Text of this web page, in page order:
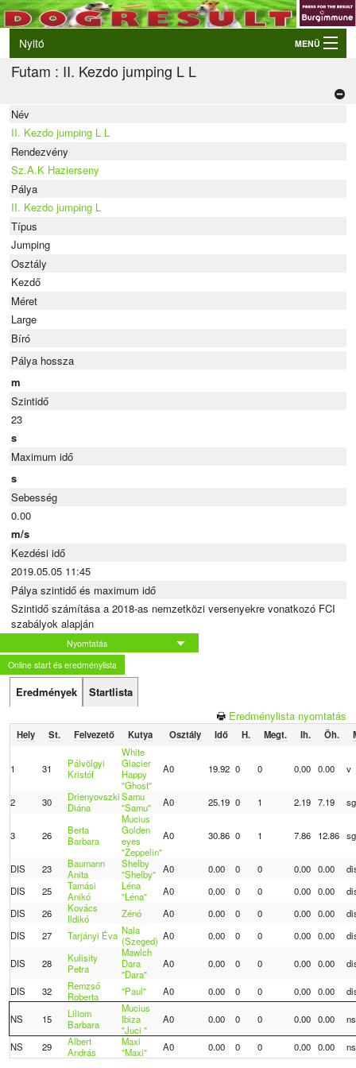
Nyitó MENÜ
Belépés
Élő eredmények
Kutyák
Tulajdonosok/Felvezetők
Futam : II. Kezdo jumping L L
Név
II. Kezdo jumping L L
Rendezvény
Sz.A.K Hazierseny
Pálya
II. Kezdo jumping L
Típus
Jumping
Osztály
Kezdő
Méret
Large
Bíró
Pálya hossza
m
Szintidő
23
s
Maximum idő
s
Sebesség
0.00
m/s
Kezdési idő
2019.05.05 11:45
Pálya szintidő és maximum idő
Szintidő számítása a 2018-as nemzetközi versenyekre vonatkozó FCI
szabályok alapján
Nyomtatás
Online start és eredménylista
Eredmények
Startlista
Eredménylista nyomtatás
Hely St. Felvezető Kutya Osztály Idő H. Megt. Ih. Öh.
1 31
Pálvölgyi
Kristóf
White
Glacier
Happy
"Ghost"
A0 19.92 0 0 0.00 0.00 v
2 30
Drienyovszki
Diána
Samu
"Samu"
A0 25.19 0 1 2.19 7.19 sg
3 26
Berta
Barbara
Mucius
Golden
eyes
"Zeppelin"
A0 30.86 0 1 7.86 12.86 sg
DIS 23
Baumann
Anita
Shelby
"Shelby" A0 0.00 0 0 0.00 0.00
DIS
25
Tamási
Anikó
Léna
"Léna"
A0 0.00 0 0 0.00 0.00
DIS
26
Kovács
Ildikó
Zénó A0 0.00 0 0 0.00 0.00
DIS
27 Tarjányi Éva Nala
(Szeged) A0 0.00 0 0 0.00 0.00
DIS 28
Kulisity
Petra
Mawlch
Dara
"Dara"
A0 0.00 0 0 0.00 0.00
DIS 32
Remzső
Roberta
"Paul" A0 0.00 0 0 0.00 0.00
NS 15
Liliom
Barbara
Mucius
Ibiza
"Juci "
A0 0.00 0 0 0.00 0.00 ns
NS 29
Albert
András
Maxi
"Maxi"
A0 0.00 0 0 0.00 0.00 ns